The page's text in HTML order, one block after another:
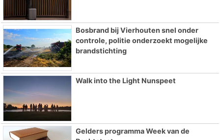
Bosbrand bij Vierhouten snel onder
controle, politie onderzoekt mogelijke
brandstichting
Walk into the Light Nunspeet
Gelders programma Week van de